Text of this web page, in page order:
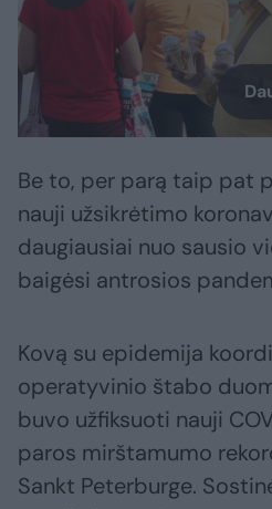
Be to, per parą taip pat
nauji užsikrėtimo
daugiausiai nuo sausio
baigėsi antrosios
Kovą su epidemija
operatyvinio štabo
buvo užfiksuoti nauji
paros mirštamumo
Sankt Peterburge.